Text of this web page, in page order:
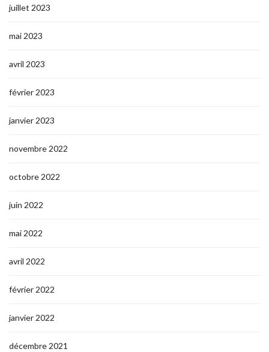
juillet 2023
mai 2023
avril 2023
février 2023
janvier 2023
novembre 2022
octobre 2022
juin 2022
mai 2022
avril 2022
février 2022
janvier 2022
décembre 2021